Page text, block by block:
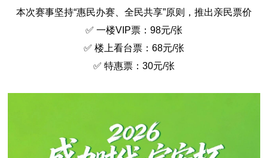
本次赛事坚持“惠民办赛、全民共享”原则，推出亲民票价
✅ 一楼VIP票：98元/张
✅ 楼上看台票：68元/张
✅ 特惠票：30元/张